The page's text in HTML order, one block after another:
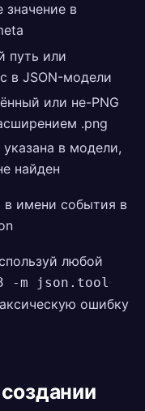
значение в
путь или
в JSON-модели
или не-PNG
.png
указана в модели,
найден
в имени события в
любой
-m json.tool
ошибку